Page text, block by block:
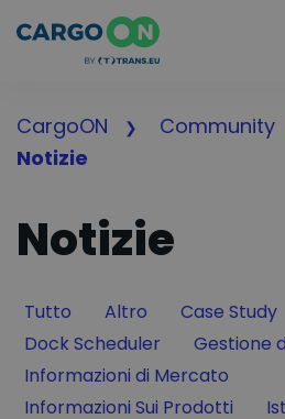
CargoON Community
Notizie
Notizie
Filter by
Tutto Filter by
Altro Filter by
Case Study
Filter by
Dock Scheduler Filter by
Gestione
Filter by
Informazioni di Mercato
Filter by
Informazioni Sui Prodotti